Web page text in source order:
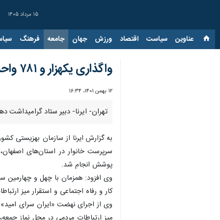
۱۵ مرداد ۱۴۰۵
عناوین‌ سیاست اقتصاد ورزش جهان جامعه فرهنگ
واگذاری یکهزار و ۷۸۱ واحد مسکونی/ تجهیز تیم‌های تخصصی اورژانس اجتماعی به بی‌سیم
۱۲ بهمن ۱۴۰۱، ۱۶:۳۴